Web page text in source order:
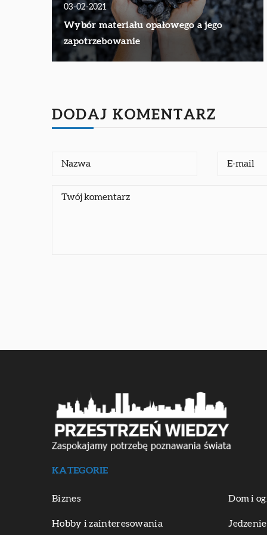
03-02-2021
Wybór materiału opałowego a jego
zapotrzebowanie
DODAJ KOMENTARZ
KATEGORIE
Biznes Dom i
Hobby i zainteresowania